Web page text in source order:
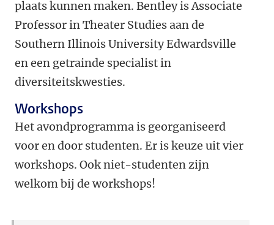
plaats kunnen maken. Bentley is Associate
Professor in Theater Studies aan de
Southern Illinois University Edwardsville
en een getrainde specialist in
diversiteitskwesties.
Workshops
Het avondprogramma is georganiseerd
voor en door studenten. Er is keuze uit vier
workshops. Ook niet-studenten zijn
welkom bij de workshops!